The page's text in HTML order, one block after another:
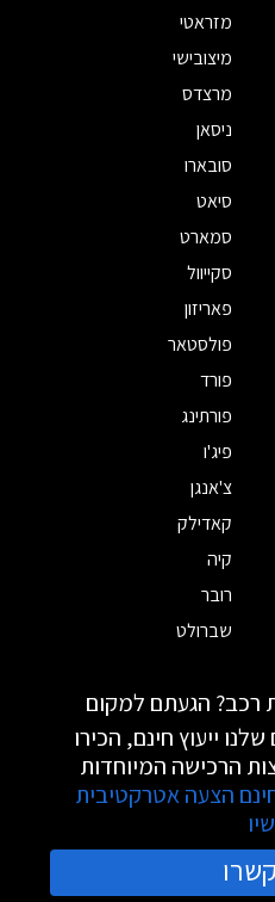
מזראטי
מיצובישי
מרצדס
ניסאן
סובארו
סיאט
סמארט
סקייוול
פאריזון
פולסטאר
פורד
פורתינג
פיג'ו
צ'אנגן
קאדילק
קיה
רובר
שברולט
רכב? הגעתם למקום
ייעוץ חינם, הכירו
הרכישה המיוחדות
הצעה אטרקטיבית